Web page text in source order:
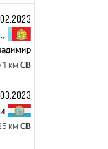
,
км СВ
км СВ